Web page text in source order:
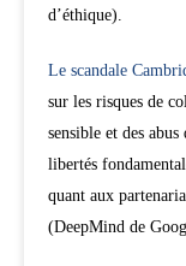
d’éthique).
Le scandale
sur les risques de
sensible et des
libertés
quant aux
(DeepMind de